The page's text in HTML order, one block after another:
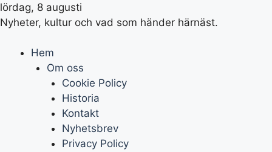
lördag, 8 augusti
Nyheter, kultur och vad som händer härnäst.
Hem
Om oss
Cookie Policy
Historia
Kontakt
Nyhetsbrev
Privacy Policy